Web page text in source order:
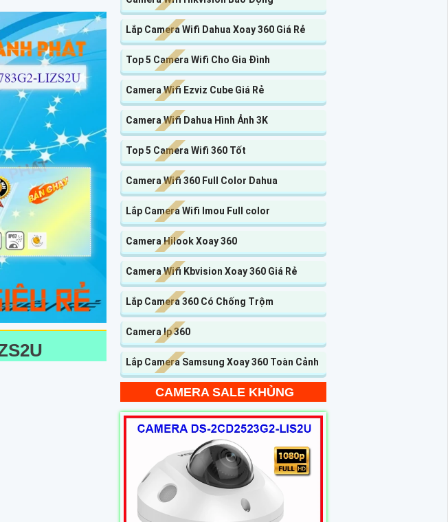
Lắp Camera Wifi Dahua Xoay 360 Giá Rẻ
Top 5 Camera Wifi Cho Gia Đình
Camera Wifi Ezviz Cube Giá Rẻ
Camera Wifi Dahua Hình Ảnh 3K
Top 5 Camera Wifi 360 Tốt
Camera Wifi 360 Full Color Dahua
Lắp Camera Wifi Imou Full color
Camera Hilook Xoay 360
Camera Wifi Kbvision Xoay 360 Giá Rẻ
Lắp Camera 360 Có Chống Trộm
Camera Ip 360
Lắp Camera Samsung Xoay 360 Toàn Cảnh
CAMERA SALE KHỦNG